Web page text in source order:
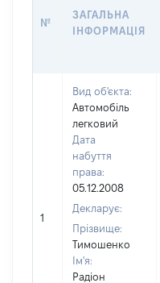
№
ЗАГАЛЬНА
ІНФОРМАЦІЯ
1
Вид об'єкта:
Автомобіль
легковий
Дата
набуття
права:
05.12.2008
Декларує:
Прізвище:
Тимошенко
Ім'я:
Радіон